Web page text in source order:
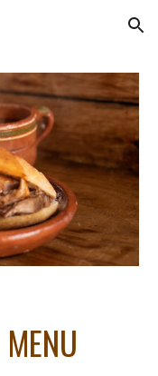
Skip to navigation